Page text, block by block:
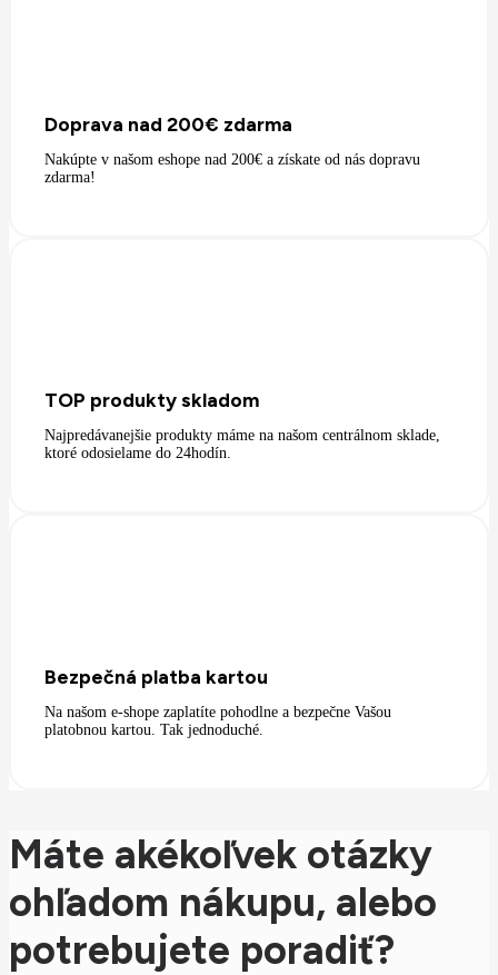
Doprava nad 200€ zdarma
Nakúpte v našom eshope nad 200€ a získate od nás dopravu
zdarma!
TOP produkty skladom
Najpredávanejšie produkty máme na našom centrálnom sklade,
ktoré odosielame do 24hodín.
Bezpečná platba kartou
Na našom e-shope zaplatíte pohodlne a bezpečne Vašou
platobnou kartou. Tak jednoduché.
Máte akékoľvek otázky
ohľadom nákupu, alebo
potrebujete poradiť?